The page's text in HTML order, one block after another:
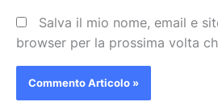
Salva il mio nome, email e
browser per la prossima volta